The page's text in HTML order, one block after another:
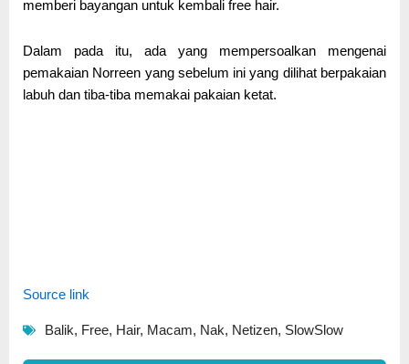
memberi bayangan untuk kembali free hair.
Dalam pada itu, ada yang mempersoalkan mengenai
pemakaian Norreen yang sebelum ini yang dilihat berpakaian
labuh dan tiba-tiba memakai pakaian ketat.
Source link
Balik, Free, Hair, Macam, Nak, Netizen, SlowSlow